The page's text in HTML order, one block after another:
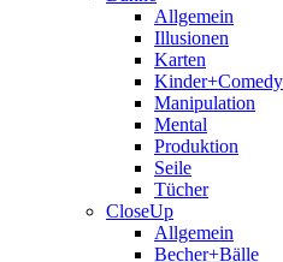
Allgemein
Illusionen
Karten
Kinder+Comedy
Manipulation
Mental
Produktion
Seile
Tücher
CloseUp
Allgemein
Becher+Bälle